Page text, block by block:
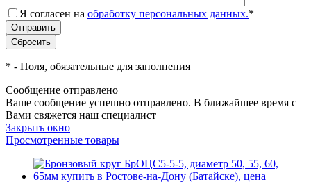
Я согласен на обработку персональных данных.*
* - Поля, обязательные для заполнения
Сообщение отправлено
Ваше сообщение успешно отправлено. В ближайшее время с
Вами свяжется наш специалист
Закрыть окно
Просмотренные товары